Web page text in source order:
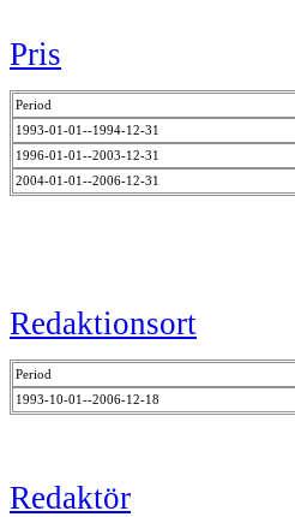
Pris
Period
1993-01-01--1994-12-31
1996-01-01--2003-12-31
2004-01-01--2006-12-31
Redaktionsort
Period
1993-10-01--2006-12-18
Redaktör